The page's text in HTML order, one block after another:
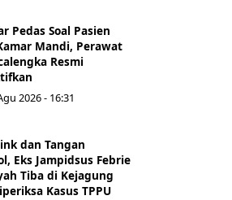
Pedas Soal Pasien
Mandi, Perawat
Resmi
2026 - 16:31
dan Tangan
Eks Jampidsus Febrie
Tiba di Kejagung
Kasus TPPU